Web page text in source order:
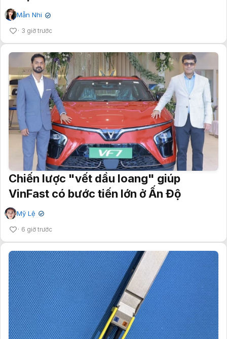
Mẫn Nhi ✔
3 giờ trước
Chiến lược "vết dầu loang" giúp
VinFast có bước tiến lớn ở Ấn Độ
Mỹ Lệ ✔
6 giờ trước